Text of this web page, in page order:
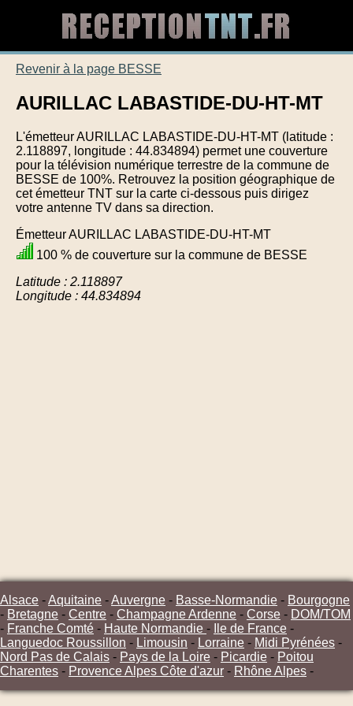
Revenir à la page BESSE
AURILLAC LABASTIDE-DU-HT-MT
L'émetteur AURILLAC LABASTIDE-DU-HT-MT (latitude :
2.118897, longitude : 44.834894) permet une couverture
pour la télévision numérique terrestre de la commune de
BESSE de 100%. Retrouvez la position géographique de
cet émetteur TNT sur la carte ci-dessous puis dirigez
votre antenne TV dans sa direction.
Émetteur AURILLAC LABASTIDE-DU-HT-MT
100 % de couverture sur la commune de BESSE
Latitude : 2.118897
Longitude : 44.834894
Alsace -Aquitaine -Auvergne - Basse-Normandie - Bourgogne
- Bretagne - Centre - Champagne Ardenne - Corse - DOM/TOM
- Franche Comté - Haute Normandie - Ile de France -
Languedoc Roussillon - Limousin - Lorraine - Midi Pyrénées -
Nord Pas de Calais - Pays de la Loire - Picardie - Poitou
Charentes - Provence Alpes Côte d'azur - Rhône Alpes -